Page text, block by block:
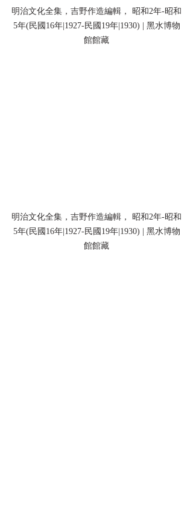
明治文化全集，吉野作造編輯， 昭和2年-昭和
5年(民國16年|1927-民國19年|1930) | 黑水博物
館館藏
明治文化全集，吉野作造編輯， 昭和2年-昭和
5年(民國16年|1927-民國19年|1930) | 黑水博物
館館藏